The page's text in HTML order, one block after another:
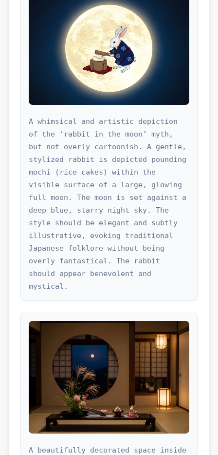
A whimsical and artistic depiction
of the ‘rabbit in the moon’ myth,
but not overly cartoonish. A gentle,
stylized rabbit is depicted pounding
mochi (rice cakes) within the
visible surface of a large, glowing
full moon. The moon is set against a
deep blue, starry night sky. The
style should be elegant and subtly
illustrative, evoking traditional
Japanese folklore without being
overly fantastical. The rabbit
should appear benevolent and
mystical.
A beautifully decorated space inside